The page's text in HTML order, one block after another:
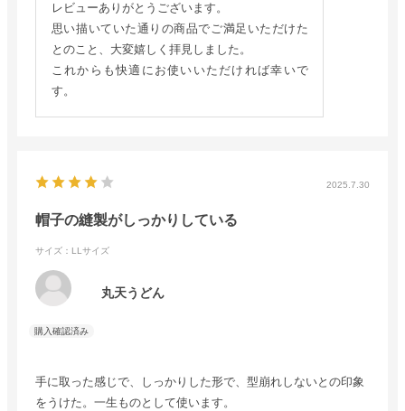
レビューありがとうございます。
思い描いていた通りの商品でご満足いただけた
とのこと、大変嬉しく拝見しました。
これからも快適にお使いいただければ幸いで
す。
2025.7.30
帽子の縫製がしっかりしている
サイズ：LLサイズ
丸天うどん
手に取った感じで、しっかりした形で、型崩れしないとの印象
をうけた。一生ものとして使います。